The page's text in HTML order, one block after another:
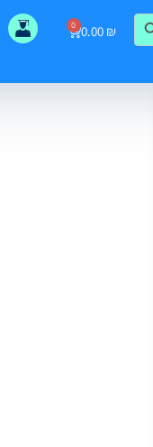
0.00 ₪
0